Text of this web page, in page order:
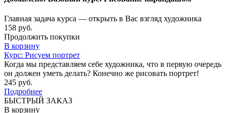
Главная задача курса — открыть в Вас взгляд художника
158 руб.
Продолжить покупки
В корзину
Курс: Рисуем портрет
Когда мы представляем себе художника, что в первую очередь
он должен уметь делать? Конечно же рисовать портрет!
245 руб.
Подробнее
БЫСТРЫЙ ЗАКАЗ
В корзину